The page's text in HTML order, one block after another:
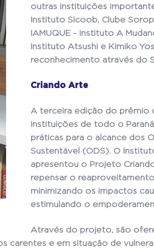
outras instituições
Instituto Sicoob, Clube
IAMUQUE - Instituto A
Instituto Atsushi e Kimiko
reconhecimento através do
Criando Arte
A terceira edição do prêmio
instituições de todo o
práticas para o alcance dos
Sustentável (ODS). O
apresentou o Projeto
repensar o
minimizando os impactos
estimulando o
Através do projeto, são
e em situação de